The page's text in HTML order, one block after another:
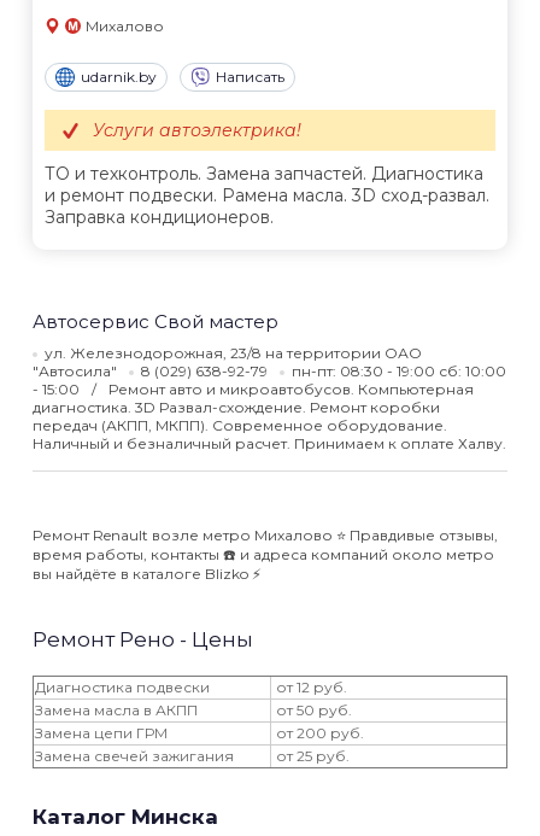
Михалово
udarnik.by Написать
ТО и техконтроль. Замена запчастей. Диагностика
и ремонт подвески. Pамена масла. 3D сход-развал.
Заправка кондиционеров.
Услуги автоэлектрика!
Автосервис Свой мастер
ул. Железнодорожная, 23/8 на территории ОАО
"Автосила"
8 (029) 638-92-79
пн-пт: 08:30 - 19:00 сб: 10:00
- 15:00
Ремонт авто и микроавтобусов. Компьютерная
диагностика. 3D Развал-схождение. Ремонт коробки
передач (АКПП, МКПП). Современное оборудование.
Наличный и безналичный расчет. Принимаем к оплате Халву.
Ремонт Renault возле метро Михалово ⭐️ Правдивые отзывы,
время работы, контакты ☎️ и адреса компаний около метро
вы найдёте в каталоге Blizko ⚡️
Ремонт Рено - Цены
Диагностика подвески
от 12 руб.
Замена масла в АКПП
от 50 руб.
Замена цепи ГРМ
от 200 руб.
Замена свечей зажигания
от 25 руб.
Каталог Минска